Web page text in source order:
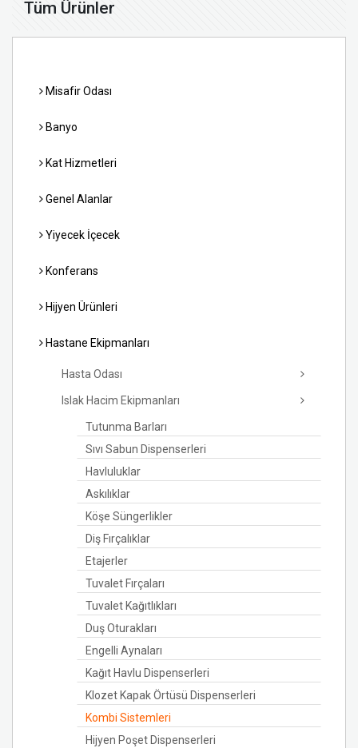
Tüm Ürünler
Misafir Odası
Banyo
Kat Hizmetleri
Genel Alanlar
Yiyecek İçecek
Konferans
Hijyen Ürünleri
Hastane Ekipmanları
Hasta Odası
Islak Hacim Ekipmanları
Tutunma Barları
Sıvı Sabun Dispenserleri
Havluluklar
Askılıklar
Köşe Süngerlikler
Diş Fırçalıklar
Etajerler
Tuvalet Fırçaları
Tuvalet Kağıtlıkları
Duş Oturakları
Engelli Aynaları
Kağıt Havlu Dispenserleri
Klozet Kapak Örtüsü Dispenserleri
Kombi Sistemleri
Hijyen Poşet Dispenserleri